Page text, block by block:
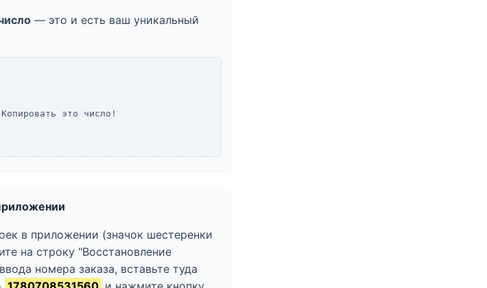
— это и есть ваш уникальный
это число!
в приложении (значок шестеренки
на строку "Восстановление
номера заказа, вставьте туда